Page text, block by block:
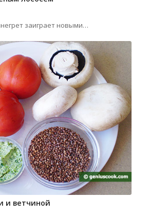
заиграет новыми…
и ветчиной